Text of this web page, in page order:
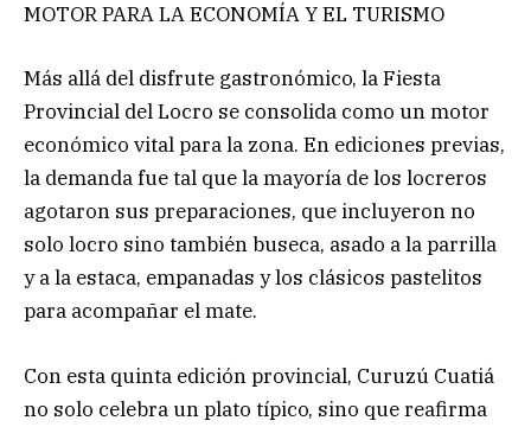
MOTOR PARA LA ECONOMÍA Y EL TURISMO
Más allá del disfrute gastronómico, la Fiesta
Provincial del Locro se consolida como un motor
económico vital para la zona. En ediciones previas,
la demanda fue tal que la mayoría de los locreros
agotaron sus preparaciones, que incluyeron no
solo locro sino también buseca, asado a la parrilla
y a la estaca, empanadas y los clásicos pastelitos
para acompañar el mate.
Con esta quinta edición provincial, Curuzú Cuatiá
no solo celebra un plato típico, sino que reafirma